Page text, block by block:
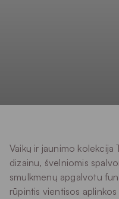
Vaikų ir jaunimo kolekcija
dizainu, švelniomis
smulkmenų apgalvotu
rūpintis vientisos